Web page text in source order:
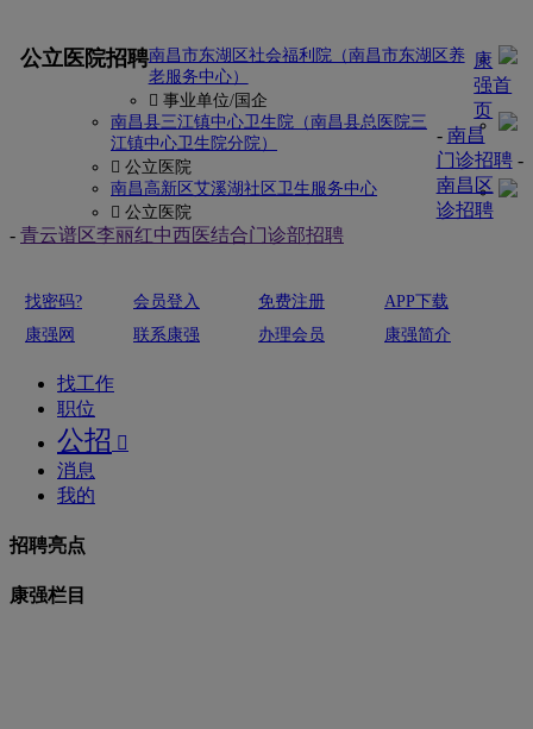
公立医院招聘南昌市东湖区社会福利院（南昌市东湖区养
老服务中心）
 事业单位/国企
南昌县三江镇中心卫生院（南昌县总医院三
江镇中心卫生院分院）
 公立医院
南昌高新区艾溪湖社区卫生服务中心
 公立医院
康
强首
页
- 南昌
门诊招聘-
南昌区
诊招聘
- 青云谱区李丽红中西医结合门诊部招聘
找密码? 会员登入 免费注册
APP下载
康强网
联系康强 办理会员 康强简介
找工作
职位
公招 
消息
我的
招聘亮点
康强栏目